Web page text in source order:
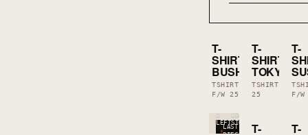
PIECES
LEFTSTOCK
T-
SHIRT
BUSHI
30
€
TSHIRT ·
F/W 25
PIECES
LEFTSTOCK
T-
SHIRT
TOKYO
30
€
TSHIRT · F/W
25
T-
F/
LAST
1
LEFT
LOW
STOCK
1
T-
30
1
T-